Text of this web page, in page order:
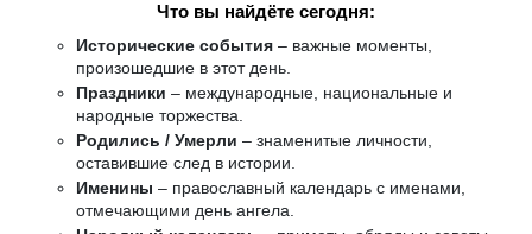
Что вы найдёте сегодня:
Исторические события – важные моменты,
произошедшие в этот день.
Праздники – международные, национальные и
народные торжества.
Родились / Умерли – знаменитые личности,
оставившие след в истории.
Именины – православный календарь с именами,
отмечающими день ангела.